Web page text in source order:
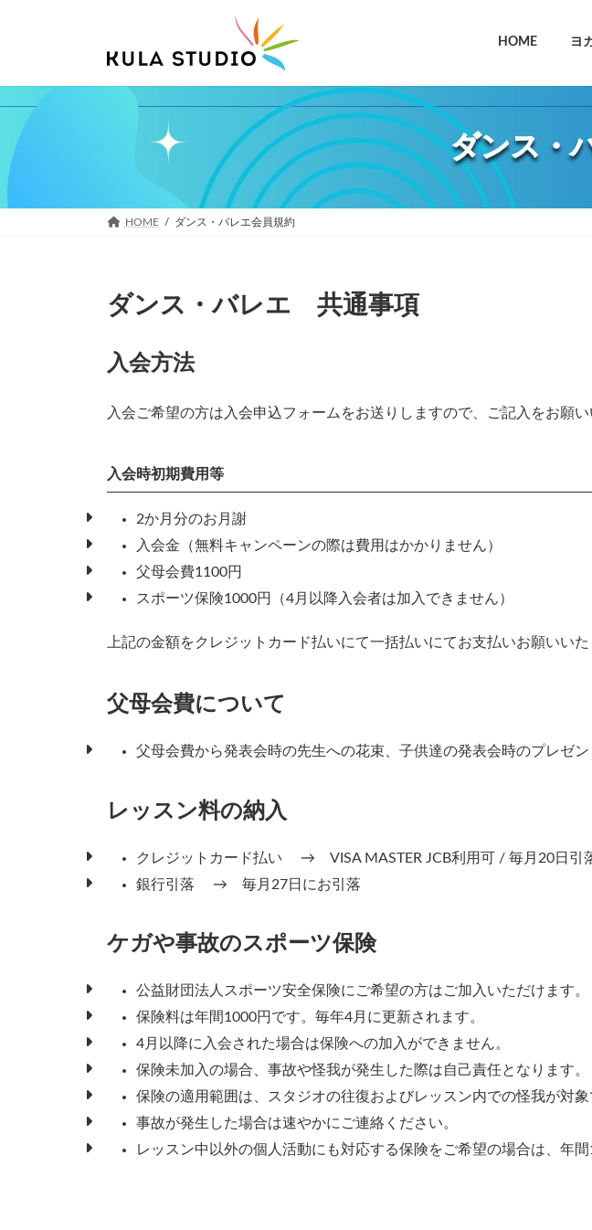
ツ
へ
ッ
シ
ョ
移
HOME ヨ
ダンス・
HOME ダンス・バレエ会員規約
ダンス・バレエ 共通事項
入会方法
入会ご希望の方は入会申込フォームをお送りしますので、ご記入をお願い
入会時初期費用等
2か月分のお月謝
入会金（無料キャンペーンの際は費用はかかりません）
父母会費1100円
スポーツ保険1000円（4月以降入会者は加入できません）
上記の金額をクレジットカード払いにて一括払いにてお支払いお願いいた
父母会費について
父母会費から発表会時の先生への花束、子供達の発表会時のプレゼン
レッスン料の納入
クレジットカード払い → VISA MASTER JCB利用可 / 毎月20日引
銀行引落 → 毎月27日にお引落
ケガや事故のスポーツ保険
公益財団法人スポーツ安全保険にご希望の方はご加入いただけます。
保険料は年間1000円です。毎年4月に更新されます。
4月以降に入会された場合は保険への加入ができません。
保険未加入の場合、事故や怪我が発生した際は自己責任となります。
保険の適用範囲は、スタジオの往復およびレッスン内での怪我が対象
事故が発生した場合は速やかにご連絡ください。
レッスン中以外の個人活動にも対応する保険をご希望の場合は、年間